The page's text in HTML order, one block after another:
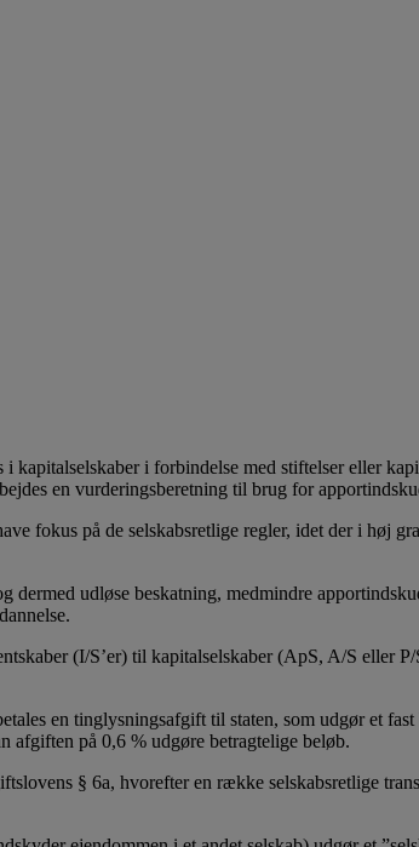
i forbindelse med stiftelser eller
en vurderingsberetning til brug for
fokus på de selskabsretlige regler, idet der i høj
dermed udløse beskatning, medmindre
(I/S’er) til kapitalselskaber (ApS, A/S
en tinglysningsafgift til staten, som udgør et
afgiften på 0,6 % udgøre betragtelige beløb.
§ 6a, hvorefter en række selskabsretlige